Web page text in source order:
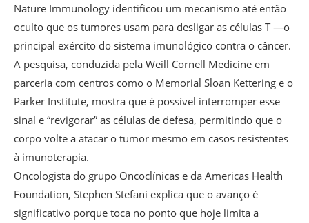
Nature Immunology identificou um mecanismo até então
oculto que os tumores usam para desligar as células T —o
principal exército do sistema imunológico contra o câncer.
A pesquisa, conduzida pela Weill Cornell Medicine em
parceria com centros como o Memorial Sloan Kettering e o
Parker Institute, mostra que é possível interromper esse
sinal e “revigorar” as células de defesa, permitindo que o
corpo volte a atacar o tumor mesmo em casos resistentes
à imunoterapia.
Oncologista do grupo Oncoclínicas e da Americas Health
Foundation, Stephen Stefani explica que o avanço é
significativo porque toca no ponto que hoje limita a